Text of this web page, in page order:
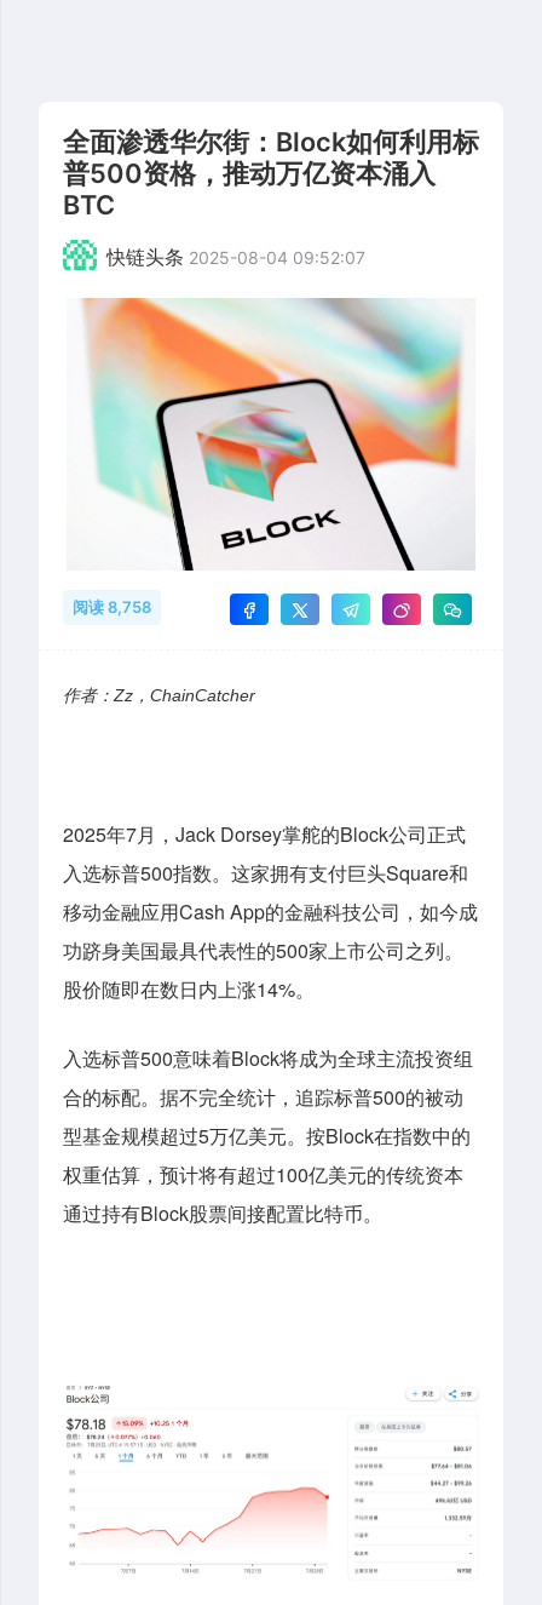
全面渗透华尔街：Block如何利用标
普500资格，推动万亿资本涌入
BTC
快链头条 2025-08-04 09:52:07
阅读 8,758
作者：Zz，ChainCatcher
2025年7月， Jack Dorsey掌舵的Block公司正式
入选标普500指数。这家拥有支付巨头Square和
移动金融应用Cash App的金融科技公司，如今成
功跻身美国最具代表性的500家上市公司之列。
股价随即在数日内上涨14%。
入选标普500意味着Block将成为全球主流投资组
合的标配。据不完全统计，追踪标普500的被动
型基金规模超过5万亿美元。按Block在指数中的
权重估算，预计将有超过100亿美元的传统资本
通过持有Block股票间接配置比特币。